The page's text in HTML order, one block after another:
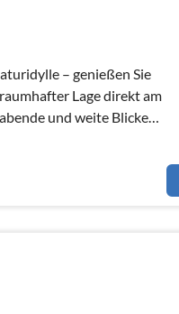
– genießen Sie
Lage direkt am
und weite Blicke